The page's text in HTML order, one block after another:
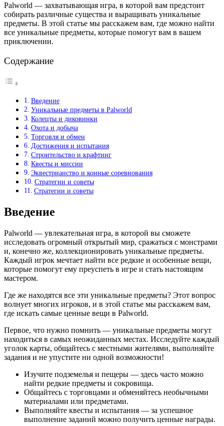
Palworld — захватывающая игра, в которой вам предстоит
собирать различные существа и выращивать уникальные
предметы. В этой статье мы расскажем вам, где можно найти
все уникальные предметы, которые помогут вам в вашем
приключении.
Содержание
Введение
Уникальные предметы в Palworld
Колецты и диковинки
Охота и добыча
Торговля и обмен
Достижения и испытания
Строительство и крафтинг
Квесты и миссии
Эквестрианство и конные соревнования
Стратегии и советы
Стратегии и советы
Введение
Palworld — увлекательная игра, в которой вы сможете
исследовать огромный открытый мир, сражаться с монстрами
и, конечно же, коллекционировать уникальные предметы.
Каждый игрок мечтает найти все редкие и особенные вещи,
которые помогут ему преуспеть в игре и стать настоящим
мастером.
Где же находятся все эти уникальные предметы? Этот вопрос
волнует многих игроков, и в этой статье мы расскажем вам,
где искать самые ценные вещи в Palworld.
Первое, что нужно помнить — уникальные предметы могут
находиться в самых неожиданных местах. Исследуйте каждый
уголок карты, общайтесь с местными жителями, выполняйте
задания и не упустите ни одной возможности!
Изучите подземелья и пещеры — здесь часто можно
найти редкие предметы и сокровища.
Общайтесь с торговцами и обменяйтесь необычными
материалами или предметами.
Выполняйте квесты и испытания — за успешное
выполнение заданий можно получить ценные награды.